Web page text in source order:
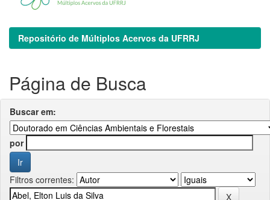
Repositório de Múltiplos Acervos da UFRRJ
Página de Busca
Buscar em:
por
Filtros correntes: